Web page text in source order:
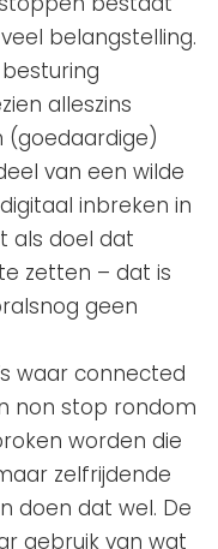
belangstelling.
alleszins
(goedaardige)
van een wilde
inbreken in
als doel dat
zetten – dat is
geen
waar connected
non stop rondom
worden die
zelfrijdende
doen dat wel. De
gebruik van wat